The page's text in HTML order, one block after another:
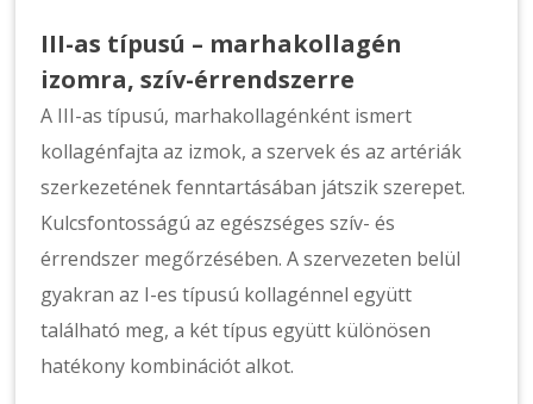
III-as típusú – marhakollagén
izomra, szív-érrendszerre
A III-as típusú, marhakollagénként ismert
kollagénfajta az izmok, a szervek és az artériák
szerkezetének fenntartásában játszik szerepet.
Kulcsfontosságú az egészséges szív- és
érrendszer megőrzésében. A szervezeten belül
gyakran az I-es típusú kollagénnel együtt
található meg, a két típus együtt különösen
hatékony kombinációt alkot.